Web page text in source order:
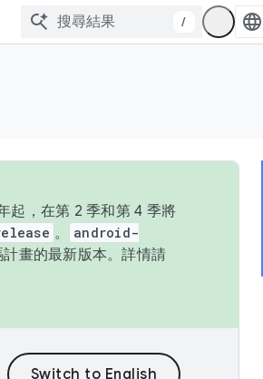
/
起，在第 2 季和第 4 季將
。 android-
畫的最新版本。詳情請